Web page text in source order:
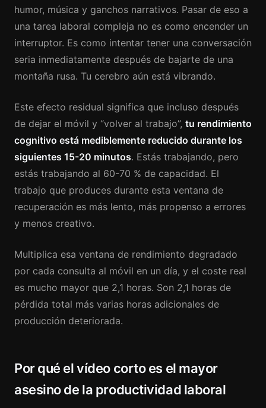
humor, música y ganchos narrativos. Pasar de eso a
una tarea laboral compleja no es como encender un
interruptor. Es como intentar tener una conversación
seria inmediatamente después de bajarte de una
montaña rusa. Tu cerebro aún está vibrando.
Este efecto residual significa que incluso después
de dejar el móvil y “volver al trabajo”, tu rendimiento
cognitivo está mediblemente reducido durante los
siguientes 15-20 minutos. Estás trabajando, pero
estás trabajando al 60-70 % de capacidad. El
trabajo que produces durante esta ventana de
recuperación es más lento, más propenso a errores
y menos creativo.
Multiplica esa ventana de rendimiento degradado
por cada consulta al móvil en un día, y el coste real
es mucho mayor que 2,1 horas. Son 2,1 horas de
pérdida total más varias horas adicionales de
producción deteriorada.
Por qué el vídeo corto es el mayor
asesino de la productividad laboral